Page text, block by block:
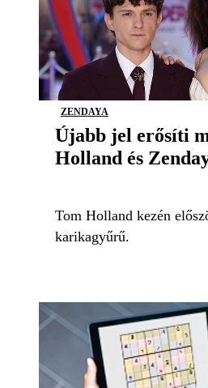
ZENDAYA
Újabb jel erősíti
Holland és
Tom Holland kezén
karikagyűrű.